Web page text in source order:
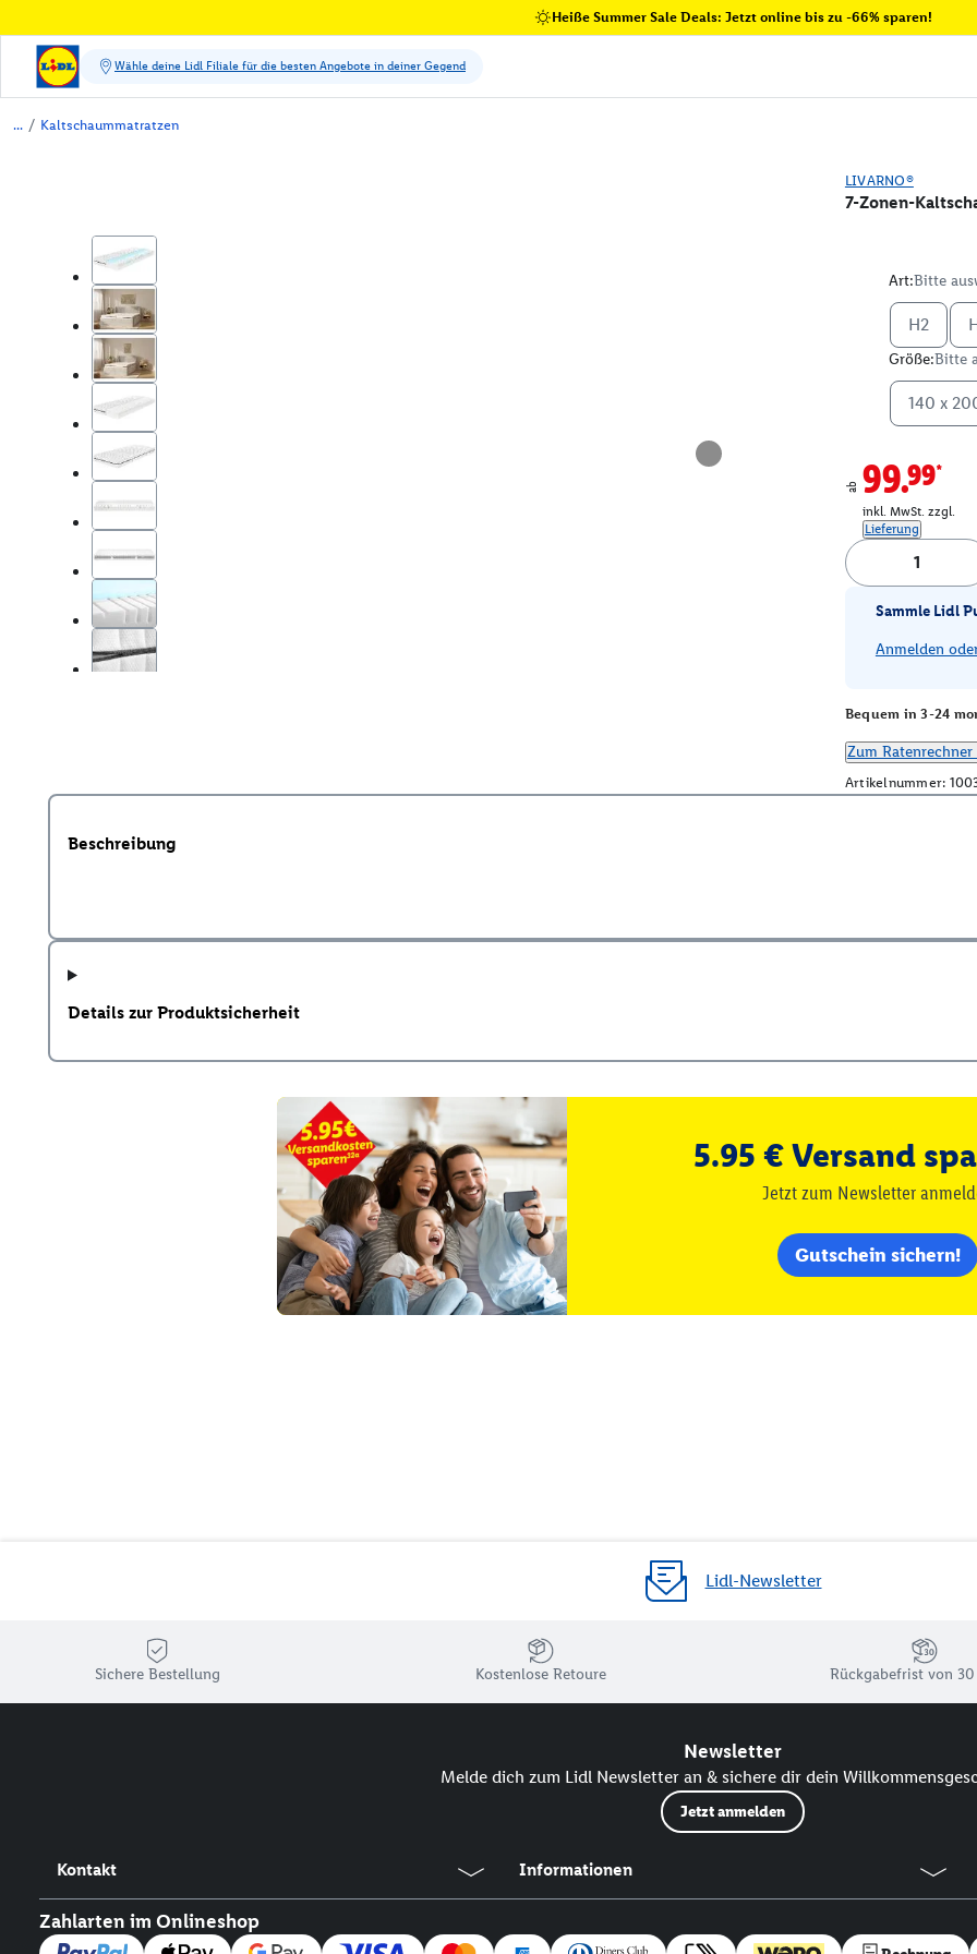
Heiße Summer Sale Deals: Jetzt online bis zu -66% sparen!
/ Kaltschaummatratzen
LIVARNO®
7-Zonen-
Art:Bitte
H2
Größe:Bitte
140 x
ab 99.99*
inkl. MwSt. zzgl.
Lieferung
Sammle Lidl
Anmelden
Bequem in 3-24
Zum
Artikelnummer:
Beschreibung
Details zur Produktsicherheit
5.95 € Versand
Jetzt zum Newsletter
Gutschein sichern!
Lidl-Newsletter
Sichere Bestellung Kostenlose Retoure Rückgabefrist von 30
Newsletter
Melde dich zum Lidl Newsletter an & sichere dir dein
Jetzt anmelden
Kontakt Informationen
Zahlarten im Onlineshop